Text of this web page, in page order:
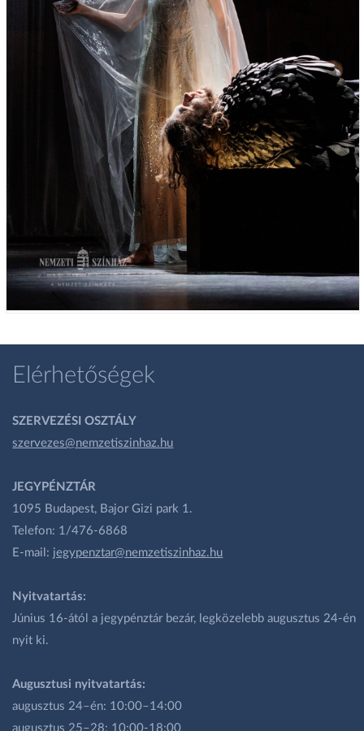
Elérhetőségek
SZERVEZÉSI OSZTÁLY
szervezes@nemzetiszinhaz.hu
JEGYPÉNZTÁR
1095 Budapest, Bajor Gizi park 1.
Telefon: 1/476-6868
E-mail: jegypenztar@nemzetiszinhaz.hu
Nyitvatartás:
Június 16-ától a jegypénztár bezár, legközelebb augusztus 24-én
nyit ki.
Augusztusi nyitvatartás:
augusztus 24–én: 10:00–14:00
augusztus 25–28: 10:00-18:00